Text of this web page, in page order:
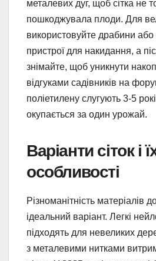
металевих дуг, щоб сітка не
пошкоджувала плоди. Для
використовуйте драбини або
пристрої для накидання, а
знімайте, щоб уникнути
відгуками садівників на
поліетилену слугують 3-5
окупається за один урожай.
Варіанти сіток і
особливості
Різноманітність матеріалів
ідеальний варіант. Легкі
підходять для невеликих
з металевими нитками